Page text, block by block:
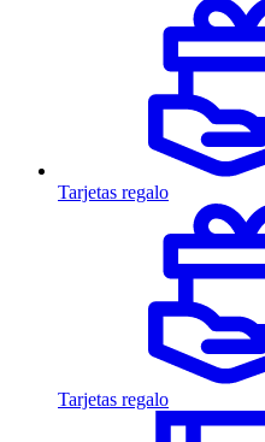
Tarjetas regalo
Tarjetas regalo